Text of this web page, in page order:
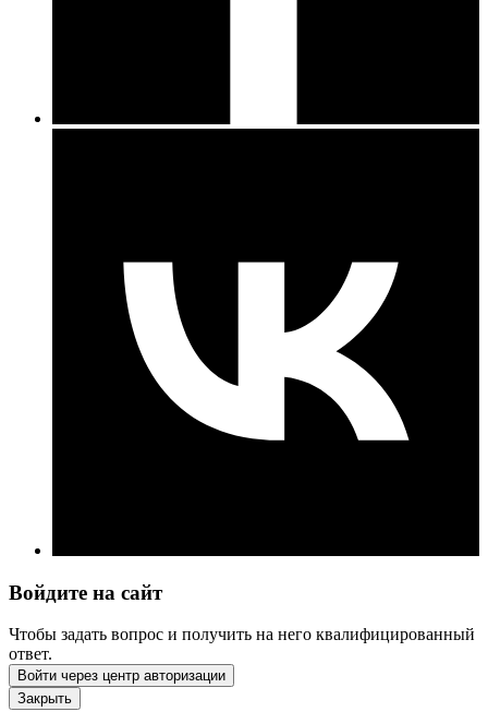
Войдите на сайт
Чтобы задать вопрос и получить на него квалифицированный
ответ.
Войти через центр авторизации
Закрыть